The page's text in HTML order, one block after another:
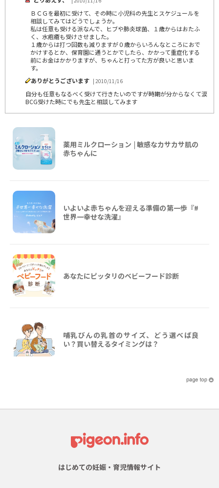
ＢＣＧを最初に受けて、その時に小児科の先生とスケジュールを
相談してみてはどうでしょうか。
私は任意も受ける派なんで、ヒブや肺炎球菌、１歳からはおたふ
く、水疱瘡も受けさせました。
１歳からは打つ回数も減りますが０歳からいろんなところにおで
かけするとか、保育園に通うとかでしたら、かかって重症化する
前にお金はかかりますが、ちゃんと打ってた方が良いと思いま
す。
ありがとうございます | 2010/11/16
自分も任意もなるべく受けて行きたいのですが時期が分からなくて涙
BCG受けた時にでも先生と相談してみます
薬用ミルクローション | 敏感なカサカサ肌の
赤ちゃんに
いよいよ赤ちゃんを迎える準備の第一歩『#
世界一幸せな洗濯』
あなたにピッタリのベビーフード診断
哺乳びんの乳首のサイズ、どう選べば良
い？買い替えるタイミングは？
はじめての妊娠・育児情報サイト